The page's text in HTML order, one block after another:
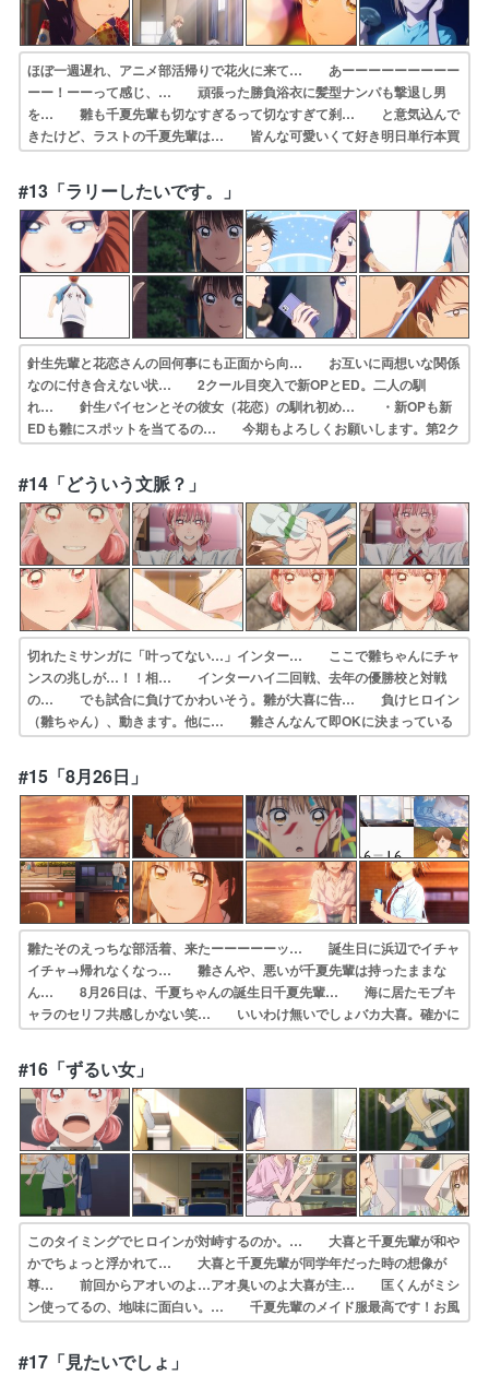
ほぼ一週遅れ、アニメ部活帰りで花火に来て… あーーーーーーーーー
ーー！ーーって感じ、… 頑張った勝負浴衣に髪型ナンパも撃退し男
を… 雛も千夏先輩も切なすぎるって切なすぎて刹… と意気込んで
きたけど、ラストの千夏先輩は… 皆んな可愛いくて好き明日単行本買
って来よ… 雛は大喜が千夏を好きなことは知っていても… 主人公
の気持ちをわかっているので夏祭りに… 3人とも心の内を伝えられず
に少しずつすれ… 大喜に可愛いと言われて嬉しがる雛が可愛い…
#13「ラリーしたいです。」
針生先輩と花恋さんの回何事にも正面から向… お互いに両想いな関係
なのに付き合えない状… 2クール目突入で新OPとED。二人の馴
れ… 針生パイセンとその彼女（花恋）の馴れ初め… ・新OPも新
EDも雛にスポットを当てるの… 今期もよろしくお願いします。第2ク
ールに… 何でも出来るように見えた先輩達の、悩んで… 新ED…
これはズルい雛のこともっと好きに… 針生先輩の彼女可愛過ぎんか。
「下心隠して… 後半戦は針生先輩の掘り下げ回からスタート…
#14「どういう文脈？」
切れたミサンガに「叶ってない…」インター… ここで雛ちゃんにチャ
ンスの兆しが…！！相… インターハイ二回戦、去年の優勝校と対戦
の… でも試合に負けてかわいそう。雛が大喜に告… 負けヒロイン
（雛ちゃん）、動きます。他に… 雛さんなんて即OKに決まっている
のに。様… 雛ちゃん強い子可愛い子。告白された大喜は… 千夏先
輩の大事な試合と雛ちゃんの一世一代… 可愛いし、性格もいい。それ
で、思ったこと… やっぱり大喜が「好き」って言ったの聞こえ…
#15「8月26日」
雛たそのえっちな部活着、来たーーーーーッ… 誕生日に浜辺でイチャ
イチャ→帰れなくなっ… 雛さんや、悪いが千夏先輩は持ったままな
ん… 8月26日は、千夏ちゃんの誕生日千夏先輩… 海に居たモブキ
ャラのセリフ共感しかない笑… いいわけ無いでしょバカ大喜。確かに
ヘタに… 千夏先輩、お誕生日おめでとう！お母さんと… 前回雛ち
ゃんが一歩リードしたと思ったら、… 「どこか行きたい」からの展開
が速い。海で… どこかにいきたい、誰かを頼りたい。そんな…
#16「ずるい女」
このタイミングでヒロインが対峙するのか。… 大喜と千夏先輩が和や
かでちょっと浮かれて… 大喜と千夏先輩が同学年だった時の想像が
尊… 前回からアオいのよ…アオ臭いのよ大喜が主… 匡くんがミシ
ン使ってるの、地味に面白い。… 千夏先輩のメイド服最高です！お風
呂シーン… キョウの机にあるプリントが裏返しになる、… 千夏先
輩は同居一時解消でアドバンテージを… 俺も大喜が王子様なんだと思
#17「見たいでしょ」